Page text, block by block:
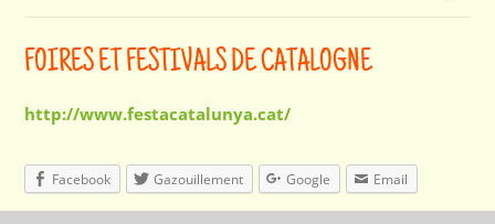
FOIRES ET FESTIVALS DE CATALOGNE
http://www.festacatalunya.cat/
Facebook Gazouillement Google Email